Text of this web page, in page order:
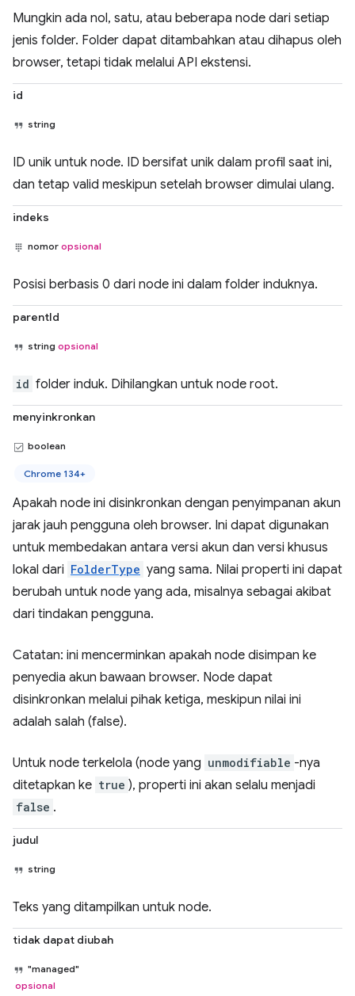
Mungkin ada nol, satu, atau beberapa node dari setiap
jenis folder. Folder dapat ditambahkan atau dihapus oleh
browser, tetapi tidak melalui API ekstensi.
id
string
ID unik untuk node. ID bersifat unik dalam profil saat ini,
dan tetap valid meskipun setelah browser dimulai ulang.
indeks
nomor opsional
Posisi berbasis 0 dari node ini dalam folder induknya.
parentId
string opsional
id folder induk. Dihilangkan untuk node root.
menyinkronkan
boolean
Chrome 134+
Apakah node ini disinkronkan dengan penyimpanan akun
jarak jauh pengguna oleh browser. Ini dapat digunakan
untuk membedakan antara versi akun dan versi khusus
lokal dari FolderType yang sama. Nilai properti ini dapat
berubah untuk node yang ada, misalnya sebagai akibat
dari tindakan pengguna.
Catatan: ini mencerminkan apakah node disimpan ke
penyedia akun bawaan browser. Node dapat
disinkronkan melalui pihak ketiga, meskipun nilai ini
adalah salah (false).
Untuk node terkelola (node yang unmodifiable -nya
ditetapkan ke true ), properti ini akan selalu menjadi
false .
judul
string
Teks yang ditampilkan untuk node.
tidak dapat diubah
"managed"
opsional